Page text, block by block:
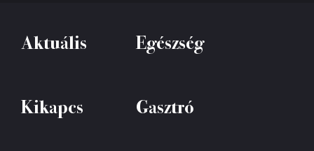
Aktuális Egészség
Kikapcs Gasztró